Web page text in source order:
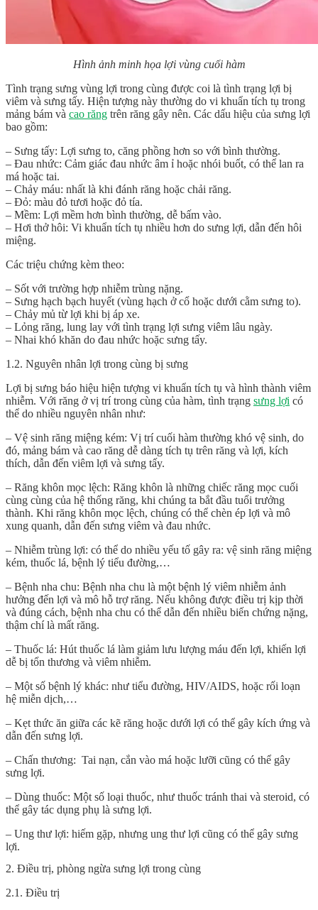
Hình ảnh minh họa lợi vùng cuối hàm
Tình trạng sưng vùng lợi trong cùng được coi là tình trạng lợi bị
viêm và sưng tấy. Hiện tượng này thường do vi khuẩn tích tụ trong
mảng bám và cao răng trên răng gây nên. Các dấu hiệu của sưng lợi
bao gồm:
– Sưng tấy: Lợi sưng to, căng phồng hơn so với bình thường.
– Đau nhức: Cảm giác đau nhức âm ỉ hoặc nhói buốt, có thể lan ra
má hoặc tai.
– Chảy máu: nhất là khi đánh răng hoặc chải răng.
– Đỏ: màu đỏ tươi hoặc đỏ tía.
– Mềm: Lợi mềm hơn bình thường, dễ bấm vào.
– Hơi thở hôi: Vi khuẩn tích tụ nhiều hơn do sưng lợi, dẫn đến hôi
miệng.
Các triệu chứng kèm theo:
– Sốt với trường hợp nhiễm trùng nặng.
– Sưng hạch bạch huyết (vùng hạch ở cổ hoặc dưới cằm sưng to).
– Chảy mủ từ lợi khi bị áp xe.
– Lỏng răng, lung lay với tình trạng lợi sưng viêm lâu ngày.
– Nhai khó khăn do đau nhức hoặc sưng tấy.
1.2. Nguyên nhân lợi trong cùng bị sưng
Lợi bị sưng báo hiệu hiện tượng vi khuẩn tích tụ và hình thành viêm
nhiễm. Với răng ở vị trí trong cùng của hàm, tình trạng sưng lợi có
thể do nhiều nguyên nhân như:
– Vệ sinh răng miệng kém: Vị trí cuối hàm thường khó vệ sinh, do
đó, mảng bám và cao răng dễ dàng tích tụ trên răng và lợi, kích
thích, dẫn đến viêm lợi và sưng tấy.
– Răng khôn mọc lệch: Răng khôn là những chiếc răng mọc cuối
cùng cùng của hệ thống răng, khi chúng ta bắt đầu tuổi trưởng
thành. Khi răng khôn mọc lệch, chúng có thể chèn ép lợi và mô
xung quanh, dẫn đến sưng viêm và đau nhức.
– Nhiễm trùng lợi: có thể do nhiều yếu tố gây ra: vệ sinh răng miệng
kém, thuốc lá, bệnh lý tiểu đường,…
– Bệnh nha chu: Bệnh nha chu là một bệnh lý viêm nhiễm ảnh
hưởng đến lợi và mô hỗ trợ răng. Nếu không được điều trị kịp thời
và đúng cách, bệnh nha chu có thể dẫn đến nhiều biến chứng nặng,
thậm chí là mất răng.
– Thuốc lá: Hút thuốc lá làm giảm lưu lượng máu đến lợi, khiến lợi
dễ bị tổn thương và viêm nhiễm.
– Một số bệnh lý khác: như tiểu đường, HIV/AIDS, hoặc rối loạn
hệ miễn dịch,…
– Kẹt thức ăn giữa các kẽ răng hoặc dưới lợi có thể gây kích ứng và
dẫn đến sưng lợi.
– Chấn thương: Tai nạn, cắn vào má hoặc lưỡi cũng có thể gây
sưng lợi.
– Dùng thuốc: Một số loại thuốc, như thuốc tránh thai và steroid, có
thể gây tác dụng phụ là sưng lợi.
– Ung thư lợi: hiếm gặp, nhưng ung thư lợi cũng có thể gây sưng
lợi.
2. Điều trị, phòng ngừa sưng lợi trong cùng
2.1. Điều trị